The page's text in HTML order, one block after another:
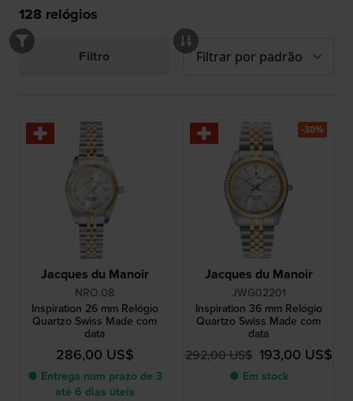
128 relógios
Filtro
Jacques du Manoir
NRO.08
Inspiration 26 mm Relógio
Quartzo Swiss Made com
data
286,00 US$
● Entrega num prazo de 3
até 6 dias úteis
Jacques du Manoir
JWG02201
Inspiration 36 mm Relógio
Quartzo Swiss Made com
data
292,00 US$ 193,00 US$
● Em stock
-30%